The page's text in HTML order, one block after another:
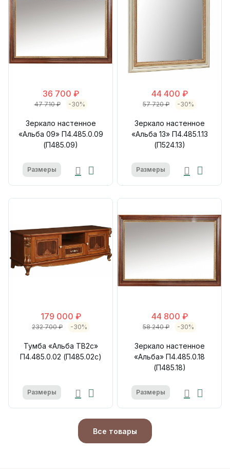
36 700 ₽
47 710 ₽ -30%
Зеркало настенное
«Альба 09» П4.485.0.09
(П485.09)
Размеры
44 400 ₽
57 720 ₽ -30%
Зеркало настенное
«Альба 13» П4.485.1.13
(П524.13)
Размеры
179 000 ₽
232 700 ₽ -30%
Тумба «Альба ТВ2с»
П4.485.0.02 (П485.02с)
Размеры
44 800 ₽
58 240 ₽ -30%
Зеркало настенное
«Альба» П4.485.0.18
(П485.18)
Размеры
Все товары